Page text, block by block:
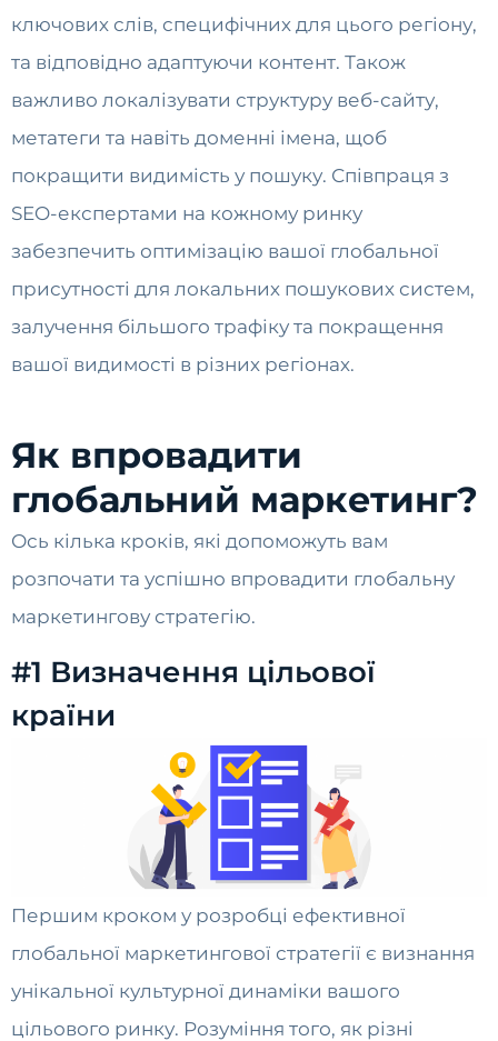
ключових слів, специфічних для цього регіону,
та відповідно адаптуючи контент. Також
важливо локалізувати структуру веб-сайту,
метатеги та навіть доменні імена, щоб
покращити видимість у пошуку. Співпраця з
SEO-експертами на кожному ринку
забезпечить оптимізацію вашої глобальної
присутності для локальних пошукових систем,
залучення більшого трафіку та покращення
вашої видимості в різних регіонах.
Як впровадити
глобальний маркетинг?
Ось кілька кроків, які допоможуть вам
розпочати та успішно впровадити глобальну
маркетингову стратегію.
#1 Визначення цільової
країни
Першим кроком у розробці ефективної
глобальної маркетингової стратегії є визнання
унікальної культурної динаміки вашого
цільового ринку. Розуміння того, як різні